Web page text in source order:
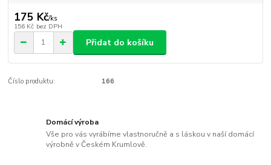
175 Kč/ks
156 Kč bez DPH
Přidat do košíku
Číslo produktu: 166
Domácí výroba
Vše pro vás vyrábíme vlastnoručně a s láskou v naší domácí
výrobně v Českém Krumlově.